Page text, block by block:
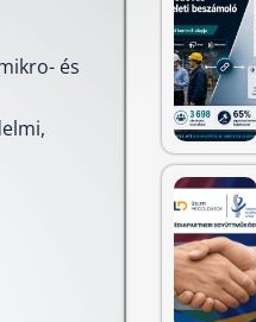
és